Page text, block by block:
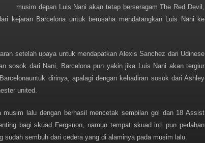
musim depan Luis Nani akan tetap berseragam The Red Devil,
kejaran Barcelona untuk berusaha mendatangkan Luis Nani ke
setelah upaya untuk mendapatkan Alexis Sanchez dari Udinese
sosok dari Nani, Barcelona pun yakin jika Luis Nani akan tergiur
dirinya, apalagi dengan kehadiran sosok dari Ashley
united.
musim lalu dengan berhasil mencetak sembilan gol dan 18 Assist
bagi skuad Fergsuon, namun tempat skuad inti pun perlahan
sudah sembuh dari cedera yang di alaminya pada musim lalu.